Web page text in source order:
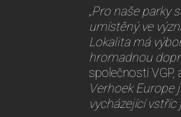
„Pro naše parky
umístěný ve
Lokalita má
hromadnou
společnosti VGP,
Verhoek Europe
vycházející